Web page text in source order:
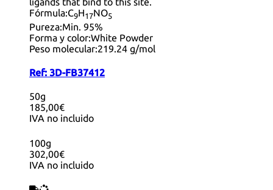
Fórmula:C9H17NO5
Pureza:Min. 95%
Forma y color:White Powder
Peso molecular:219.24 g/mol
Ref: 3D-FB37412
50g
185,00€
IVA no incluido
100g
302,00€
IVA no incluido